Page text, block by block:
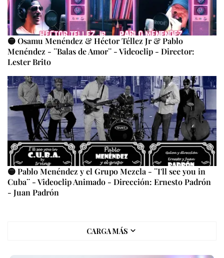
🟡 Osamu Menéndez & Héctor Téllez Jr & Pablo
Menéndez - ¨Balas de Amor¨ - Videoclip - Director:
Lester Brito
🟡 Pablo Menéndez y el Grupo Mezcla - ¨I'll see you in
Cuba¨ - Videoclip Animado - Dirección: Ernesto Padrón
- Juan Padrón
CARGA MÁS